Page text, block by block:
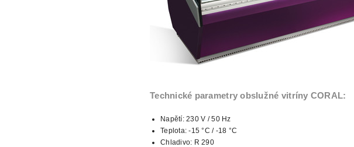
Technické parametry obslužné vitríny CORAL:
Napětí: 230 V / 50 Hz
Teplota: -15 °C / -18 °C
Chladivo: R 290